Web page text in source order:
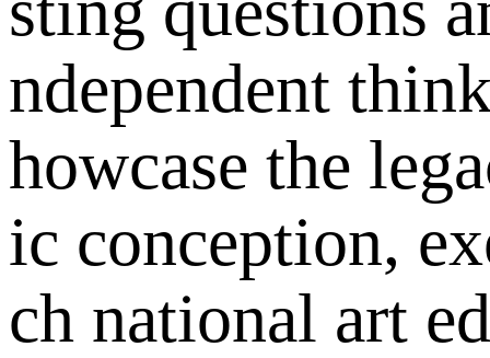
ndependent
howcase the
ic conception,
ch national art